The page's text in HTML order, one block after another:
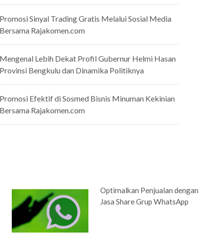
Sinyal Trading Gratis Melalui Sosial Media
Rajakomen.com
Lebih Dekat Profil Gubernur Helmi Hasan
Bengkulu dan Dinamika Politiknya
Efektif di Sosmed Bisnis Minuman Kekinian
Rajakomen.com
Optimalkan Penjualan dengan
Jasa Share Grup WhatsApp